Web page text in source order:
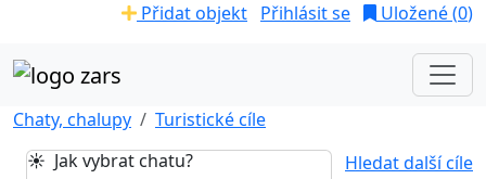
Přidat objekt Přihlásit se Uložené (0)
Chaty, chalupy
Turistické cíle
Hledat další cíle
☀️ Jak vybrat chatu?